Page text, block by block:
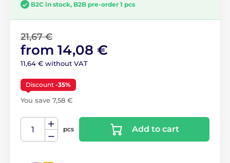
B2C in stock, B2B pre-order 1 pcs
21,67 €
from 14,08 €
11,64 € without VAT
Discount -35%
You save 7,58 €
pcs Add to cart